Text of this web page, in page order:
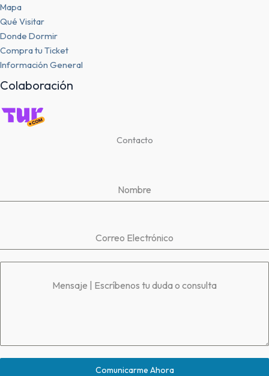
Mapa
Qué Visitar
Donde Dormir
Compra tu Ticket
Información General
Colaboración
Contacto
Nombre
Correo Electrónico
Mensaje | Escríbenos tu duda o consulta
Comunicarme Ahora